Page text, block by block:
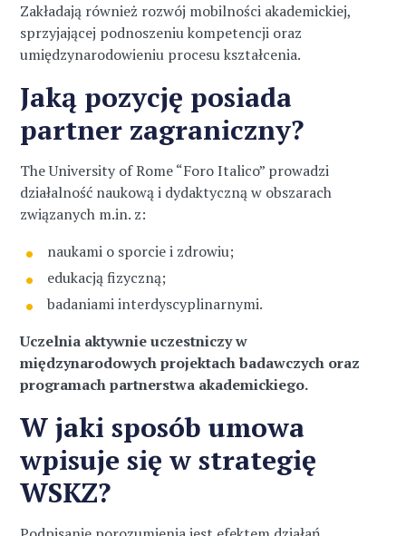
Zakładają również rozwój mobilności akademickiej,
sprzyjającej podnoszeniu kompetencji oraz
umiędzynarodowieniu procesu kształcenia.
Jaką pozycję posiada
partner zagraniczny?
The University of Rome “Foro Italico” prowadzi
działalność naukową i dydaktyczną w obszarach
związanych m.in. z:
naukami o sporcie i zdrowiu;
edukacją fizyczną;
badaniami interdyscyplinarnymi.
Uczelnia aktywnie uczestniczy w
międzynarodowych projektach badawczych oraz
programach partnerstwa akademickiego.
W jaki sposób umowa
wpisuje się w strategię
WSKZ?